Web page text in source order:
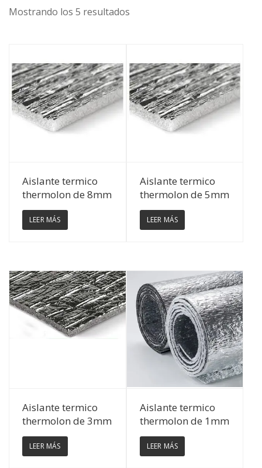
Mostrando los 5 resultados
Ver Detalles
Aislante termico
thermolon de 8mm
LEER MÁS
Ver Detalles
Aislante termico
thermolon de 5mm
LEER MÁS
Ver Detalles
Aislante termico
thermolon de 3mm
LEER MÁS
Ver Detalles
Aislante termico
thermolon de 1mm
LEER MÁS